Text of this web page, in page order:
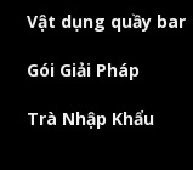
Vật dụng quầy bar
Gói Giải Pháp
Trà Nhập Khẩu